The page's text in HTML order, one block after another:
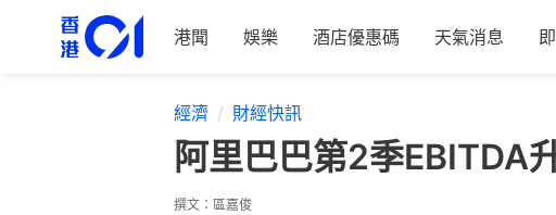
港聞 娛樂 酒店優惠碼 天氣消息
經濟 財經快訊
阿里巴巴第2季
撰文： 區嘉俊